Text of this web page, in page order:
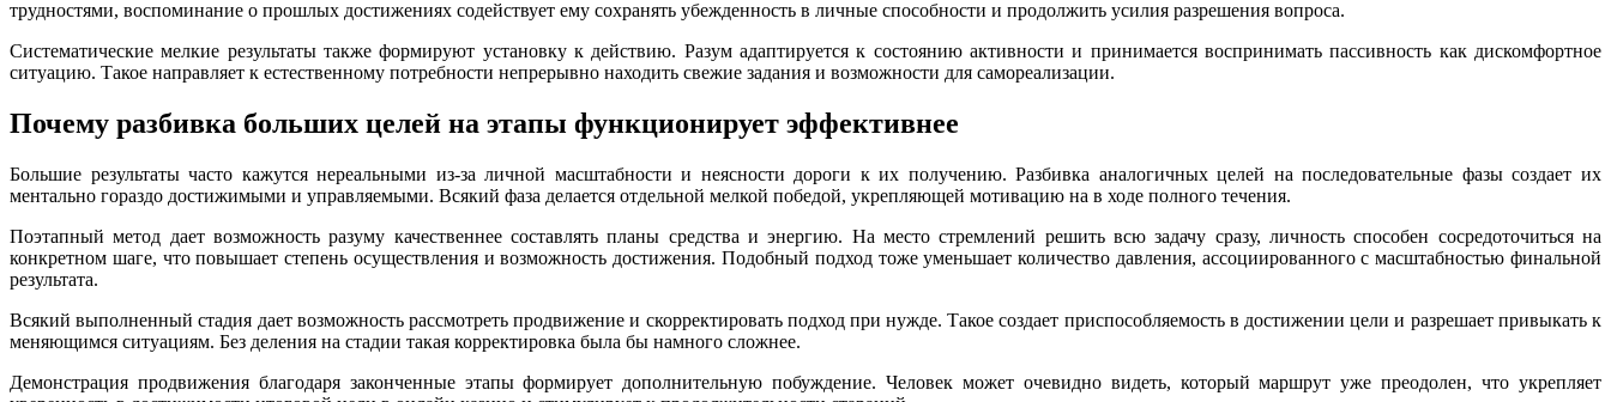
трудностями, воспоминание о прошлых достижениях содействует ему сохранять убежденность в личные способности и продолжить усилия разрешения вопроса.
Систематические мелкие результаты также формируют установку к действию. Разум адаптируется к состоянию активности и принимается воспринимать пассивность как дискомфортное
ситуацию. Такое направляет к естественному потребности непрерывно находить свежие задания и возможности для самореализации.
Почему разбивка больших целей на этапы функционирует эффективнее
Большие результаты часто кажутся нереальными из-за личной масштабности и неясности дороги к их получению. Разбивка аналогичных целей на последовательные фазы создает их
ментально гораздо достижимыми и управляемыми. Всякий фаза делается отдельной мелкой победой, укрепляющей мотивацию на в ходе полного течения.
Поэтапный метод дает возможность разуму качественнее составлять планы средства и энергию. На место стремлений решить всю задачу сразу, личность способен сосредоточиться на
конкретном шаге, что повышает степень осуществления и возможность достижения. Подобный подход тоже уменьшает количество давления, ассоциированного с масштабностью финальной
результата.
Всякий выполненный стадия дает возможность рассмотреть продвижение и скорректировать подход при нужде. Такое создает приспособляемость в достижении цели и разрешает привыкать к
меняющимся ситуациям. Без деления на стадии такая корректировка была бы намного сложнее.
Демонстрация продвижения благодаря законченные этапы формирует дополнительную побуждение. Человек может очевидно видеть, который маршрут уже преодолен, что укрепляет